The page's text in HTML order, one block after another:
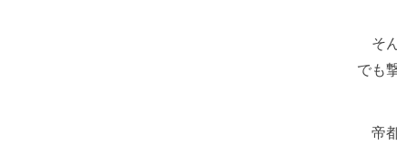
そ
でも
帝都